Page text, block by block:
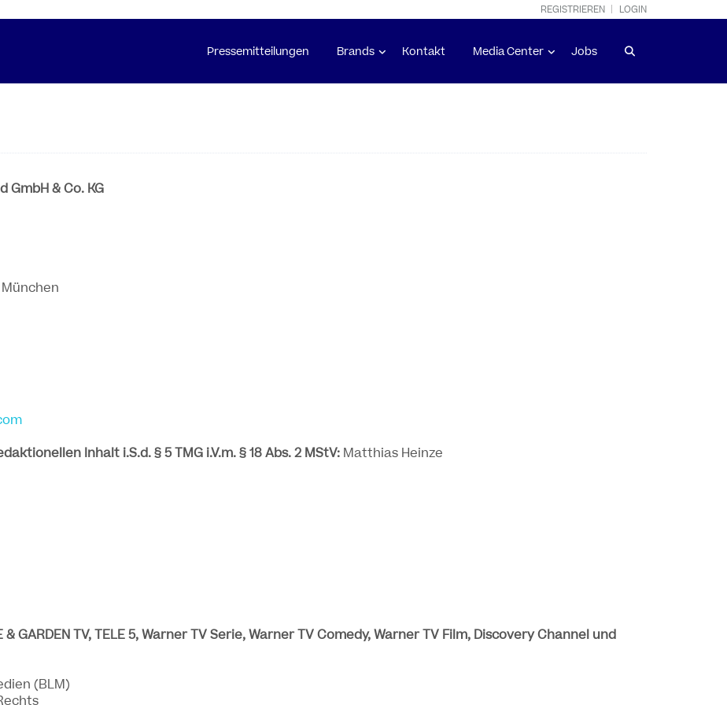
REGISTRIEREN LOGIN
Pressemitteilungen Brands Kontakt Media Center Jobs
& Co. KG
Inhalt i.S.d. § 5 TMG i.V.m. § 18 Abs. 2 MStV: Matthias Heinze
GARDEN TV, TELE 5, Warner TV Serie, Warner TV Comedy, Warner TV Film, Discovery Channel und
(BLM)